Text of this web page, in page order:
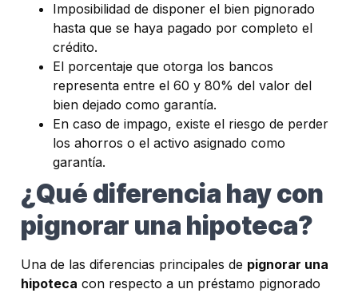
Imposibilidad de disponer el bien pignorado
hasta que se haya pagado por completo el
crédito.
El porcentaje que otorga los bancos
representa entre el 60 y 80% del valor del
bien dejado como garantía.
En caso de impago, existe el riesgo de perder
los ahorros o el activo asignado como
garantía.
¿Qué diferencia hay con
pignorar una hipoteca?
Una de las diferencias principales de pignorar una
hipoteca con respecto a un préstamo pignorado